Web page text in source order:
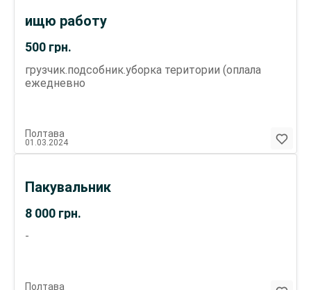
500 грн.
ищю работу
грузчик.подсобник.уборка територии (оплала
ежедневно
Полтава
01.03.2024
8 000 грн.
Пакувальник
-
Полтава